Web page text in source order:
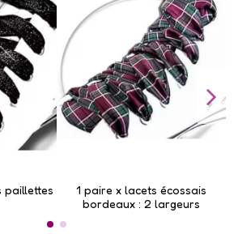
paillettes
1 paire x lacets écossais
bordeaux : 2 largeurs